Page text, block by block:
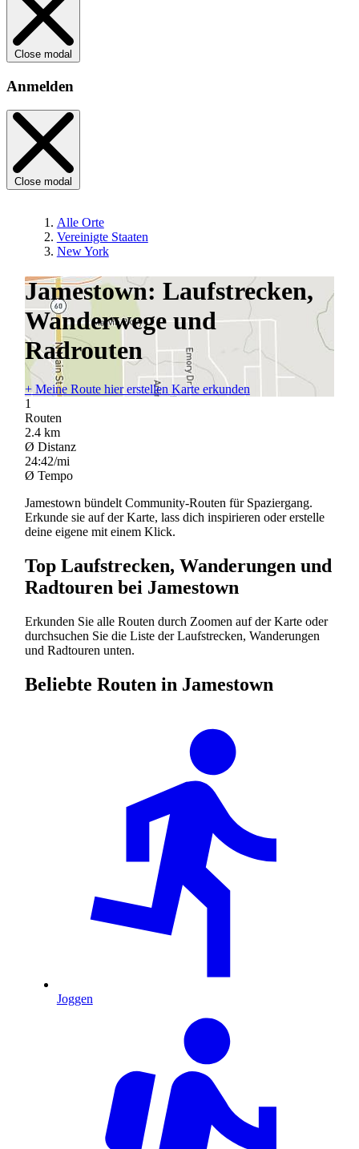
Close modal
Anmelden
Close modal
Alle Orte
Vereinigte Staaten
New York
Jamestown: Laufstrecken,
Wanderwege und
Radrouten
+Meine Route hier erstellen Karte erkunden
1
Routen
2.4 km
Ø Distanz
24:42/mi
Ø Tempo
Jamestown bündelt Community-Routen für Spaziergang.
Erkunde sie auf der Karte, lass dich inspirieren oder erstelle
deine eigene mit einem Klick.
Top Laufstrecken, Wanderungen und
Radtouren bei Jamestown
Erkunden Sie alle Routen durch Zoomen auf der Karte oder
durchsuchen Sie die Liste der Laufstrecken, Wanderungen
und Radtouren unten.
Beliebte Routen in Jamestown
Joggen